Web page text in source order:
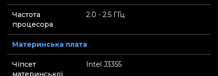
Частота
процесора
2.0 - 2.5 ГГц
Материнська плата
Чіпсет
материнської
Intel J3355